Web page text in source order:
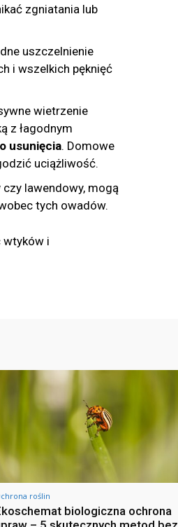
zgniatania lub
uszczelnienie
i wszelkich pęknięć
wietrzenie
z łagodnym
usunięcia. Domowe
uciążliwość.
lawendowy, mogą
tych owadów.
wtyków i
roślin
biologiczna ochrona